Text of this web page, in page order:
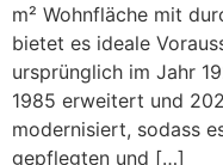
m² Wohnfläche mit
bietet es ideale
ursprünglich im Jahr
1985 erweitert und
modernisiert, sodass
gepflegten und […]